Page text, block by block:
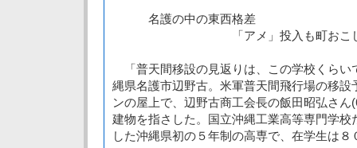
名護の中の東西格差
「アメ」投入も町おこし
「普天間移設の見返りは、この学校くらい
縄県名護市辺野古。米軍普天間飛行場の移設
ンの屋上で、辺野古商工会長の飯田昭弘さ
建物を指さした。国立沖縄工業高等専門学校
した沖縄県初の５年制の高専で、在学生は８